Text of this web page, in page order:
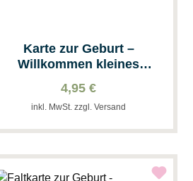
Karte zur Geburt –
Willkommen kleines
4,95 €
inkl. MwSt. zzgl. Versand